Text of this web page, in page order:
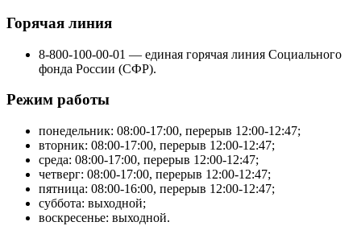
Горячая линия
8-800-100-00-01 — единая горячая линия Социального
фонда России (СФР).
Режим работы
понедельник: 08:00-17:00, перерыв 12:00-12:47;
вторник: 08:00-17:00, перерыв 12:00-12:47;
среда: 08:00-17:00, перерыв 12:00-12:47;
четверг: 08:00-17:00, перерыв 12:00-12:47;
пятница: 08:00-16:00, перерыв 12:00-12:47;
суббота: выходной;
воскресенье: выходной.